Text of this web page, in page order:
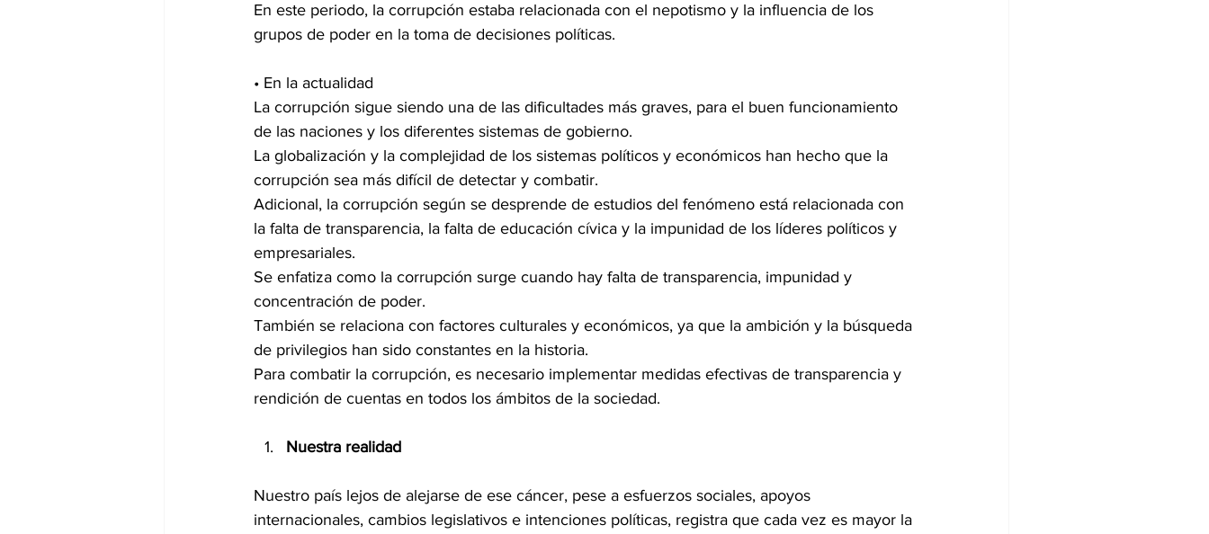
En este periodo, la corrupción estaba relacionada con el nepotismo y la influencia de los
grupos de poder en la toma de decisiones políticas.
• En la actualidad
La corrupción sigue siendo una de las dificultades más graves, para el buen funcionamiento
de las naciones y los diferentes sistemas de gobierno.
La globalización y la complejidad de los sistemas políticos y económicos han hecho que la
corrupción sea más difícil de detectar y combatir.
Adicional, la corrupción según se desprende de estudios del fenómeno está relacionada con
la falta de transparencia, la falta de educación cívica y la impunidad de los líderes políticos y
empresariales.
Se enfatiza como la corrupción surge cuando hay falta de transparencia, impunidad y
concentración de poder.
También se relaciona con factores culturales y económicos, ya que la ambición y la búsqueda
de privilegios han sido constantes en la historia.
Para combatir la corrupción, es necesario implementar medidas efectivas de transparencia y
rendición de cuentas en todos los ámbitos de la sociedad.
Nuestra realidad
Nuestro país lejos de alejarse de ese cáncer, pese a esfuerzos sociales, apoyos
internacionales, cambios legislativos e intenciones políticas, registra que cada vez es mayor la